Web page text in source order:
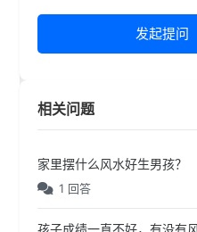
发起提问
相关问题
家里摆什么风水好生男孩？
1 回答
孩子成绩一直不好，有没有